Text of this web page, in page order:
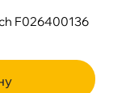
F026400136